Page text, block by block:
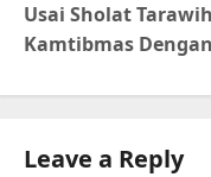
Usai Sholat
Kamtibmas
Leave a Reply